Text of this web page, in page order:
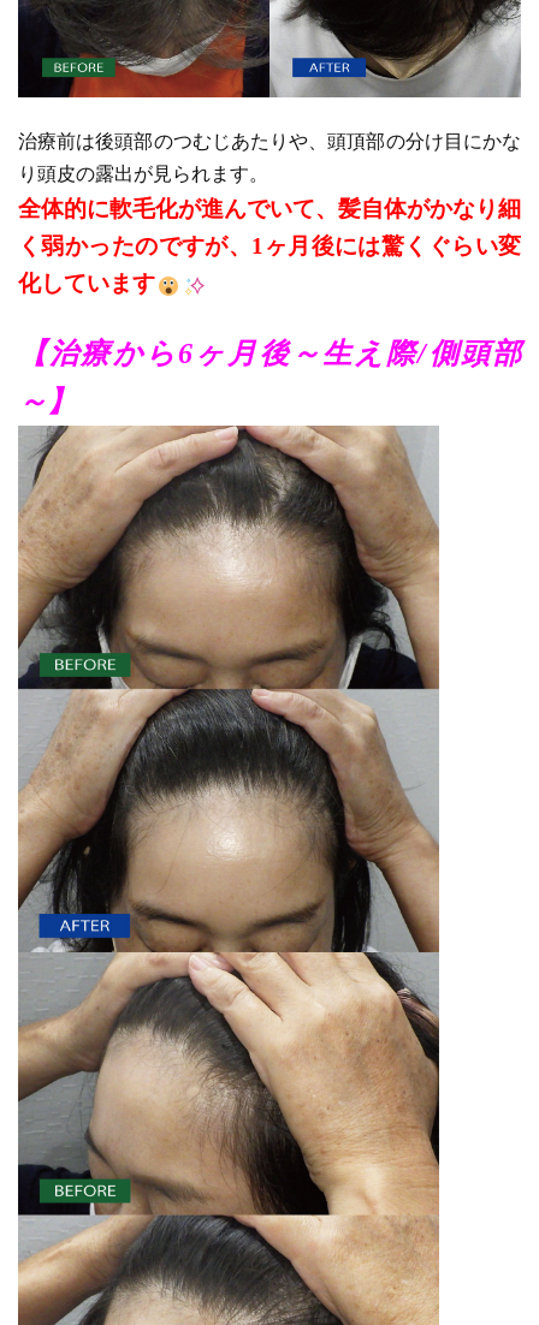
治療前は後頭部のつむじあたりや、頭頂部の分け目にかな
り頭皮の露出が見られます。
全体的に軟毛化が進んでいて、髪自体がかなり細
く弱かったのですが、1ヶ月後には驚くぐらい変
化しています
【治療から6ヶ月後～生え際/側頭部
～】